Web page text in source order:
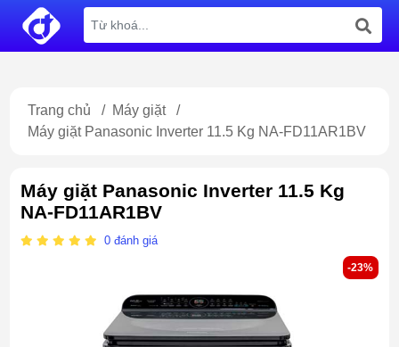
Trang chủ / Máy giặt
/
Máy giặt Panasonic Inverter 11.5 Kg NA-FD11AR1BV
Máy giặt Panasonic Inverter 11.5 Kg
NA-FD11AR1BV
0đánh giá
-23%